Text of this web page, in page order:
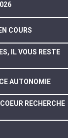
COURS
IL VOUS RESTE
AUTONOMIE
RECHERCHE